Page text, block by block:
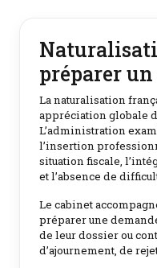
préparer
La naturalisation
appréciation globale
L’administration
l’insertion
situation fiscale,
et l’absence de
Le cabinet
préparer une
de leur dossier ou
d’ajournement, de